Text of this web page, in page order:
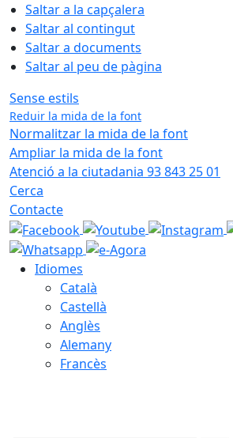
Saltar a la capçalera
Saltar al contingut
Saltar a documents
Saltar al peu de pàgina
Sense estils
Reduir la mida de la font
Normalitzar la mida de la font
Ampliar la mida de la font
Atenció a la ciutadania 93 843 25 01
Cerca
Contacte
Idiomes
Català
Castellà
Anglès
Alemany
Francès